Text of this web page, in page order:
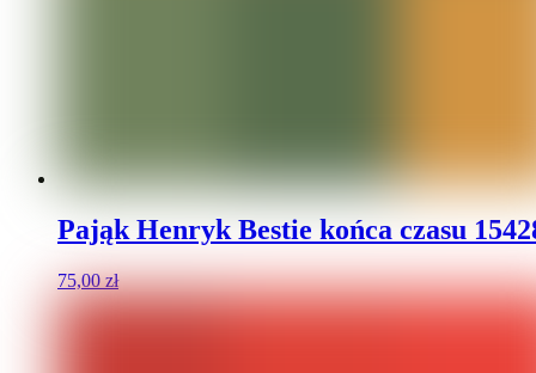
Pająk Henryk Bestie końca czasu
75,00zł